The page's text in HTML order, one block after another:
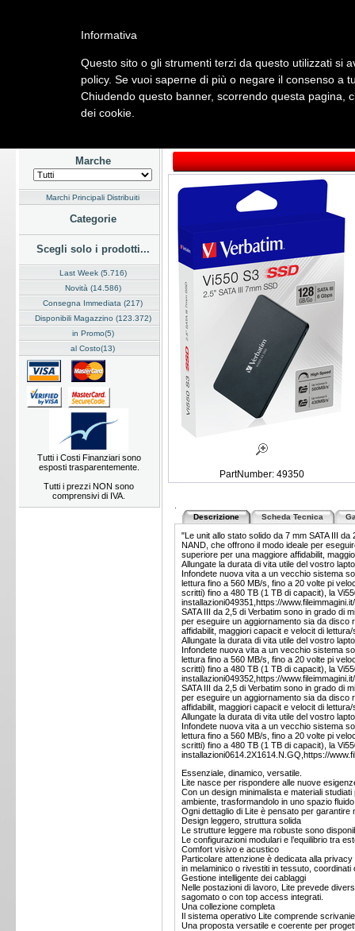
Listino Marchi Dati Cliente Servizi Company
Software Fotografia Telefonia Audio Video
Marche
Marchi Principali Distribuiti
Categorie
Scegli solo i prodotti...
Last Week (5.716)
Novità (14.586)
Consegna Immediata (217)
Disponibili Magazzino (123.372)
in Promo(5)
al Costo(13)
Tutti i Costi Finanziari sono
esposti trasparentemente.
Tutti i prezzi NON sono
comprensivi di IVA.
PartNumber: 49350
Descrizione Scheda Tecnica
"Le unit allo stato solido da 7 mm SATA III
NAND, che offrono il modo ideale per
superiore per una maggiore affidabilit,
Allungate la durata di vita utile del vostro
Infondete nuova vita a un vecchio sistema
lettura fino a 560 MB/s, fino a 20 volte pi
scritti) fino a 480 TB (1 TB di capacit), la
installazioni049351,https://
SATA III da 2,5 di Verbatim sono in grado di
per eseguire un aggiornamento sia da disco
affidabilit, maggiori capacit e velocit di
Allungate la durata di vita utile del vostro
Infondete nuova vita a un vecchio sistema
lettura fino a 560 MB/s, fino a 20 volte pi
scritti) fino a 480 TB (1 TB di capacit), la
installazioni049352,https://
SATA III da 2,5 di Verbatim sono in grado di
per eseguire un aggiornamento sia da disco
affidabilit, maggiori capacit e velocit di
Allungate la durata di vita utile del vostro
Infondete nuova vita a un vecchio sistema
lettura fino a 560 MB/s, fino a 20 volte pi
scritti) fino a 480 TB (1 TB di capacit), la
installazioni0614.2X1614.N.GQ,https://
Essenziale, dinamico, versatile.
Lite nasce per rispondere alle nuove
Con un design minimalista e materiali
ambiente, trasformandolo in uno spazio
Ogni dettaglio di Lite è pensato per garantire
Design leggero, struttura solida
Le strutture leggere ma robuste sono
Le configurazioni modulari e l’equilibrio tra
Comfort visivo e acustico
Particolare attenzione è dedicata alla
in melaminico o rivestiti in tessuto, coordinati
Gestione intelligente dei cablaggi
Nelle postazioni di lavoro, Lite prevede
sagomato o con top access integrati.
Una collezione completa
Il sistema operativo Lite comprende
Una proposta versatile e coerente per
Informativa
Questo sito o gli strumenti terzi da questo utilizzati si
policy. Se vuoi saperne di più o negare il consenso a
Chiudendo questo banner, scorrendo questa pagina,
dei cookie.